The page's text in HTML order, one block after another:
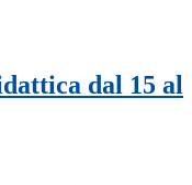
dal 15 al